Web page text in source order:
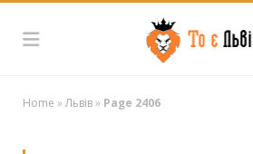
Home »Львів» Page 2406